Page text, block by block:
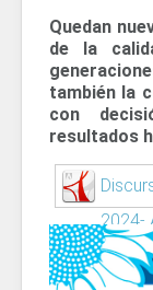
Quedan
de la
también la
con
resultados
2024-